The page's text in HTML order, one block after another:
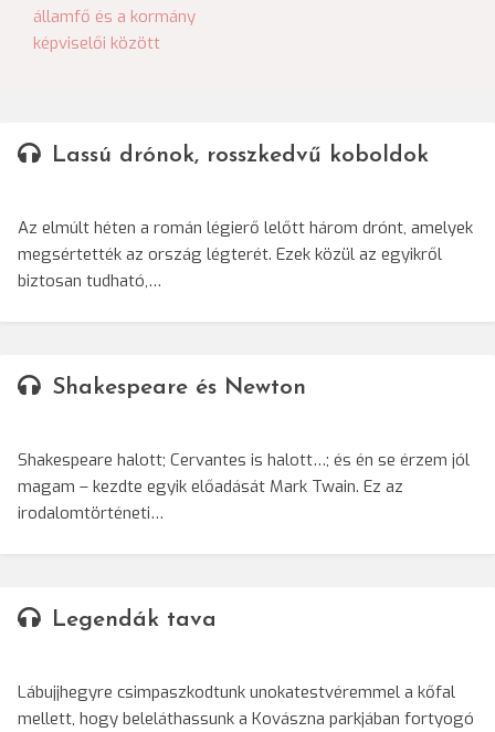
államfő és a kormány
képviselői között
Lassú drónok, rosszkedvű koboldok
Az elmúlt héten a román légierő lelőtt három drónt, amelyek
megsértették az ország légterét. Ezek közül az egyikről
biztosan tudható,…
Shakespeare és Newton
Shakespeare halott; Cervantes is halott…; és én se érzem jól
magam – kezdte egyik előadását Mark Twain. Ez az
irodalomtörténeti…
Legendák tava
Lábujjhegyre csimpaszkodtunk unokatestvéremmel a kőfal
mellett, hogy beleláthassunk a Kovászna parkjában fortyogó